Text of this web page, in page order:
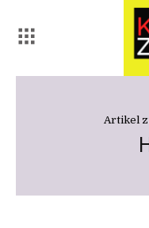
Artikel